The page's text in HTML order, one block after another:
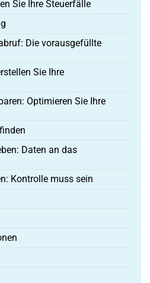
Sie Ihre Steuerfälle
Die vorausgefüllte
Sie Ihre
Optimieren Sie Ihre
Daten an das
Kontrolle muss sein